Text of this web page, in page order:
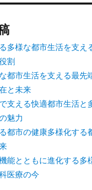
多様な都市生活を支え
割
都市生活を支える最先
と未来
支える快適都市生活と
魅力
都市の健康多様化する
能とともに進化する多
医療の今